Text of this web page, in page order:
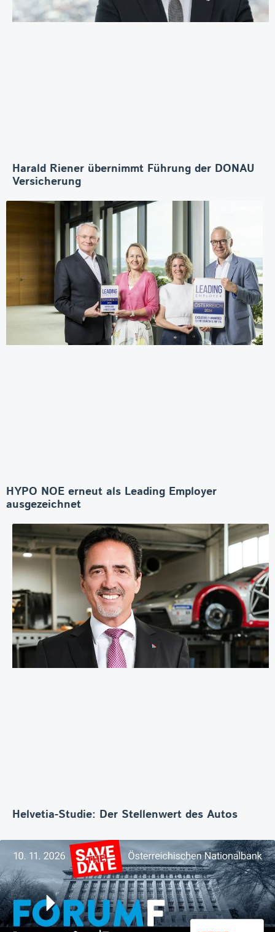
Harald Riener übernimmt Führung der DONAU
Versicherung
HYPO NOE erneut als Leading Employer
ausgezeichnet
Helvetia-Studie: Der Stellenwert des Autos